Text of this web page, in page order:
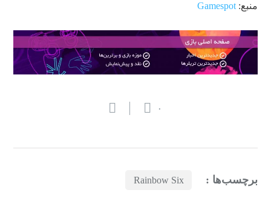
منبع:Gamespot
۰
برچسب‌ها : Rainbow Six